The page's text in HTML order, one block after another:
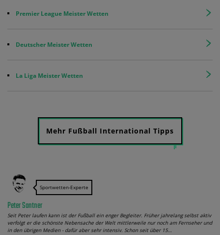
Premier League Meister Wetten
Deutscher Meister Wetten
La Liga Meister Wetten
Mehr Fußball International Tipps
Sportwetten-Experte
Peter Santner
Seit Peter laufen kann ist der Fußball ein enger Begleiter. Früher jahrelang selbst aktiv
verfolgt er die schönste Nebensache der Welt mittlerweile nur noch am Fernseher und
in den übrigen Medien - dafür aber sehr intensiv. Schon seit über 15…